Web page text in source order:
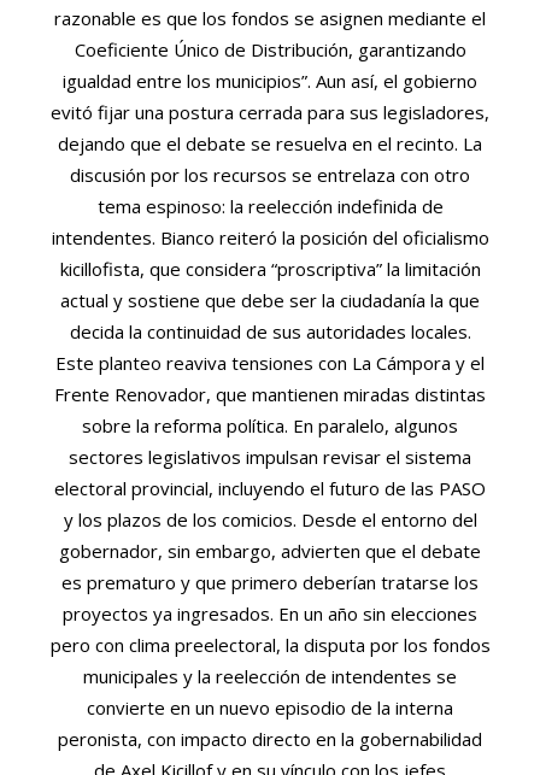
razonable es que los fondos se asignen mediante el
Coeficiente Único de Distribución, garantizando
igualdad entre los municipios”. Aun así, el gobierno
evitó fijar una postura cerrada para sus legisladores,
dejando que el debate se resuelva en el recinto. La
discusión por los recursos se entrelaza con otro
tema espinoso: la reelección indefinida de
intendentes. Bianco reiteró la posición del oficialismo
kicillofista, que considera “proscriptiva” la limitación
actual y sostiene que debe ser la ciudadanía la que
decida la continuidad de sus autoridades locales.
Este planteo reaviva tensiones con La Cámpora y el
Frente Renovador, que mantienen miradas distintas
sobre la reforma política. En paralelo, algunos
sectores legislativos impulsan revisar el sistema
electoral provincial, incluyendo el futuro de las PASO
y los plazos de los comicios. Desde el entorno del
gobernador, sin embargo, advierten que el debate
es prematuro y que primero deberían tratarse los
proyectos ya ingresados. En un año sin elecciones
pero con clima preelectoral, la disputa por los fondos
municipales y la reelección de intendentes se
convierte en un nuevo episodio de la interna
peronista, con impacto directo en la gobernabilidad
de Axel Kicillof y en su vínculo con los jefes